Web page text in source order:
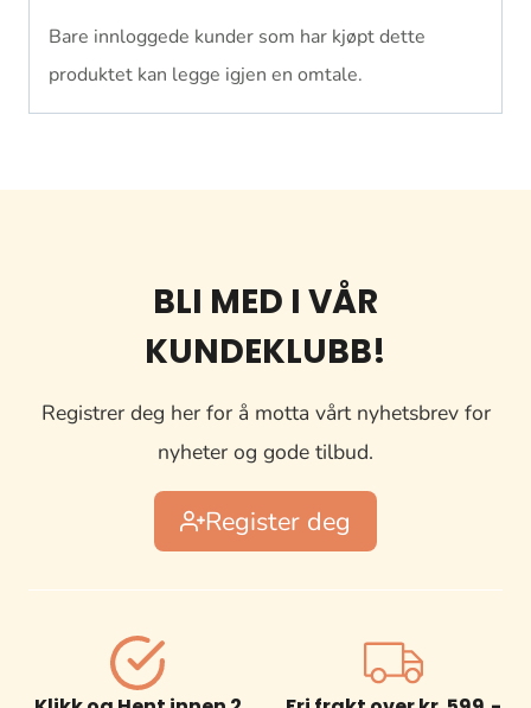
Bare innloggede kunder som har kjøpt dette
produktet kan legge igjen en omtale.
BLI MED I VÅR
KUNDEKLUBB!
Registrer deg her for å motta vårt nyhetsbrev for
nyheter og gode tilbud.
Register deg